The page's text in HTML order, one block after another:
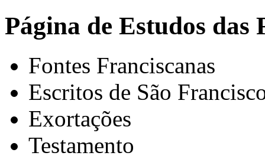
Página de Estudos das
Fontes Franciscanas
Escritos de São
Exortações
Testamento